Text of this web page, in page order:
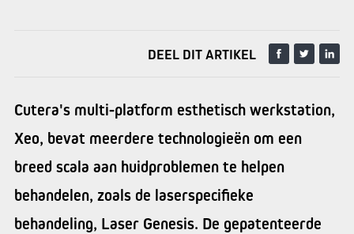
DEEL DIT ARTIKEL
Cutera's multi-platform esthetisch werkstation,
Xeo, bevat meerdere technologieën om een
breed scala aan huidproblemen te helpen
behandelen, zoals de laserspecifieke
behandeling, Laser Genesis. De gepatenteerde